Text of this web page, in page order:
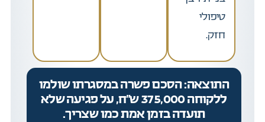
טיפולי
חזק.
התוצאה: הסכם פשרה במסגרתו שולמו
ללקוחה 375,000 ש"ח, על פגיעה שלא
תועדה בזמן אמת כמו שצריך.